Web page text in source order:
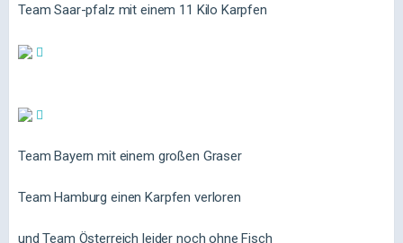
Team Saar-pfalz mit einem 11 Kilo Karpfen
Team Bayern mit einem großen Graser
Team Hamburg einen Karpfen verloren
und Team Österreich leider noch ohne Fisch